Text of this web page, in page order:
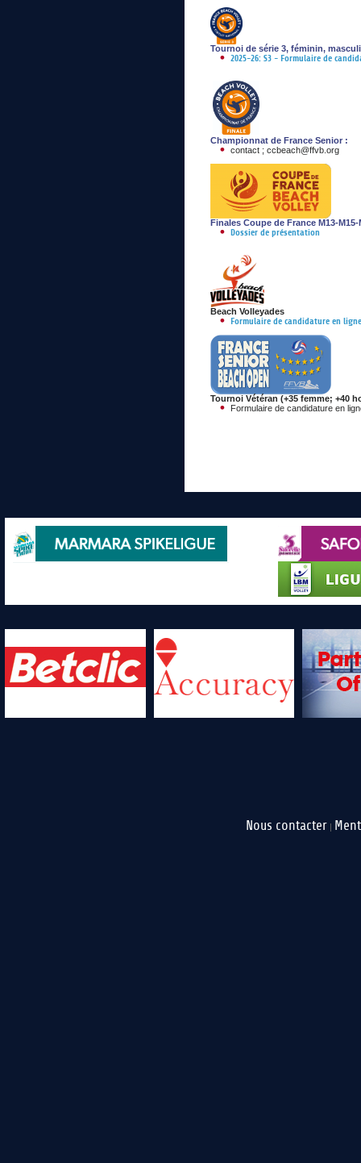
Tournoi de série 3, féminin,
2025-26: S3 - Formulaire de
Championnat de France Senior :
contact ; ccbeach@ffvb.org
Finales Coupe de France M13-
Dossier de présentation
Beach Volleyades
Formulaire de candidature en ligne
Tournoi Vétéran (+35 femme; +40
Formulaire de candidature en
Nous contacter |